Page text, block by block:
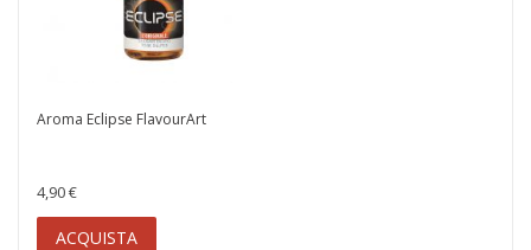
Aroma Eclipse FlavourArt
4,90 €
ACQUISTA